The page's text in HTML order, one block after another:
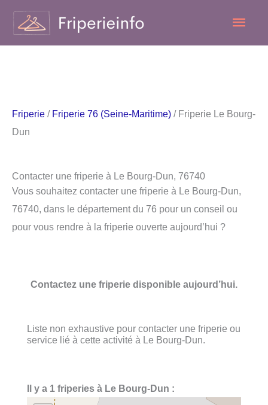
contenu
Friperie / Friperie 76 (Seine-Maritime) / Friperie Le Bourg-
Dun
Contacter une friperie à Le Bourg-Dun, 76740
Vous souhaitez contacter une friperie à Le Bourg-Dun,
76740, dans le département du 76 pour un conseil ou
pour vous rendre à la friperie ouverte aujourd’hui ?
Contactez une friperie disponible aujourd’hui.
Liste non exhaustive pour contacter une friperie ou
service lié à cette activité à Le Bourg-Dun.
Il y a 1 friperies à Le Bourg-Dun :